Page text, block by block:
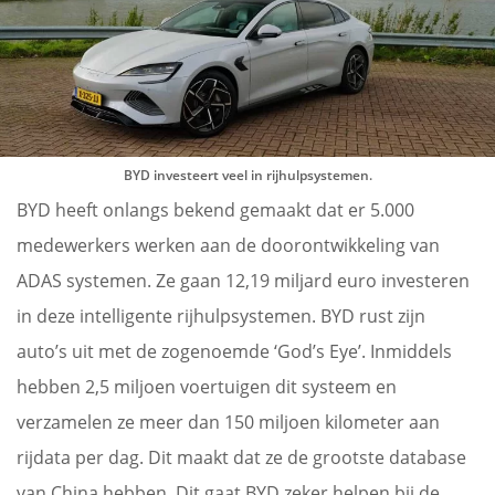
BYD investeert veel in rijhulpsystemen.
BYD heeft onlangs bekend gemaakt dat er 5.000
medewerkers werken aan de doorontwikkeling van
ADAS systemen. Ze gaan 12,19 miljard euro investeren
in deze intelligente rijhulpsystemen. BYD rust zijn
auto’s uit met de zogenoemde ‘God’s Eye’. Inmiddels
hebben 2,5 miljoen voertuigen dit systeem en
verzamelen ze meer dan 150 miljoen kilometer aan
rijdata per dag. Dit maakt dat ze de grootste database